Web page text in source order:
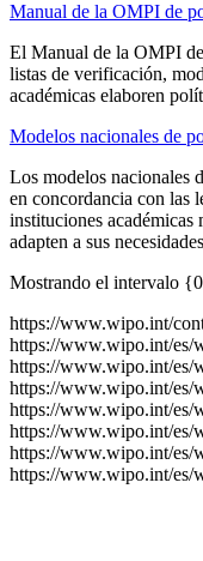
Manual de la OMPI de
El Manual de la OMPI
listas de verificación,
académicas elaboren
Modelos nacionales de
Los modelos nacionales
en concordancia con las
instituciones académicas
adapten a sus
Mostrando el intervalo
https://www.wipo.int/
https://www.wipo.int/es/
https://www.wipo.int/es/
https://www.wipo.int/es/
https://www.wipo.int/es/
https://www.wipo.int/es/
https://www.wipo.int/es/
https://www.wipo.int/es/